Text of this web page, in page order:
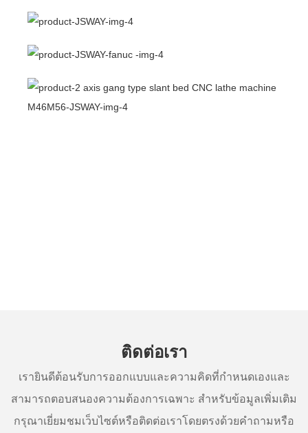
ติดต่อเรา
เรายินดีต้อนรับการออกแบบและความคิดที่กำหนดเองและ
สามารถตอบสนองความต้องการเฉพาะ สำหรับข้อมูลเพิ่มเติม
กรุณาเยี่ยมชมเว็บไซต์หรือติดต่อเราโดยตรงด้วยคำถามหรือ